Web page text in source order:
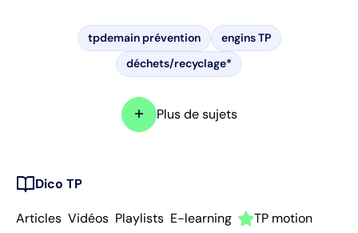
tpdemain prévention
engins TP
déchets/recyclage*
add Plus de sujets
Articles Vidéos Playlists E-learning TP motion
Dico TP